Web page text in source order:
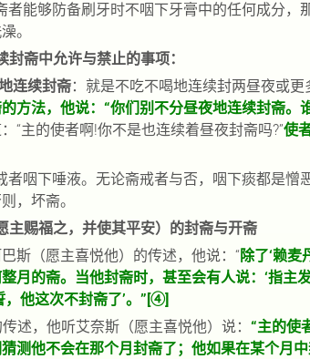
者能够防备刷牙时不咽下牙膏中的任何成分，
。
封斋中允许与禁止的事项：
连续封斋： 就是不吃不喝地连续封两昼夜或更
方法，他说：“你们别不分昼夜地连续封斋
“主的使者啊!你不是也连续着昼夜封斋吗?”使
者咽下唾液。无论斋戒者与否，咽下痰都是
，坏斋。
主赐福之，并使其平安）的封斋与开斋
斯（愿主喜悦他）的传述，他说：“除了‘赖麦
月的斋。当他封斋时，甚至会有人说：‘指主
，他这次不封斋了’。” [④]
述，他听艾奈斯（愿主喜悦他）说： “主的使
测他不会在那个月封斋了；他如果在某个月